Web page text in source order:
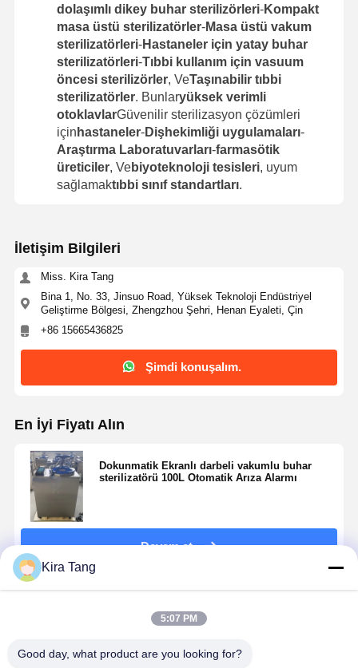
dolaşımlı dikey buhar sterilizörleri-Kompakt
masa üstü sterilizatörler-Masa üstü vakum
sterilizatörleri-Hastaneler için yatay buhar
sterilizatörleri-Tıbbi kullanım için vasuum
öncesi sterilizörler, VeTaşınabilir tıbbi
sterilizatörler. Bunlaryüksek verimli
otoklavlarGüvenilir sterilizasyon çözümleri
için hastaneler-Dişhekimliği uygulamaları-
Araştırma Laboratuvarları-farmasötik
üreticiler, Vebiyoteknoloji tesisleri, uyum
sağlamaktıbbi sınıf standartları.
İletişim Bilgileri
Miss. Kira Tang
Bina 1, No. 33, Jinsuo Road, Yüksek Teknoloji Endüstriyel
Geliştirme Bölgesi, Zhengzhou Şehri, Henan Eyaleti, Çin
+86 15665436825
Şimdi konuşalım.
En İyi Fiyatı Alın
Dokunmatik Ekranlı darbeli vakumlu buhar
sterilizatörü 100L Otomatik Arıza Alarmı
Devam et
Kira Tang
5:07 PM
Good day, what product are you looking for?